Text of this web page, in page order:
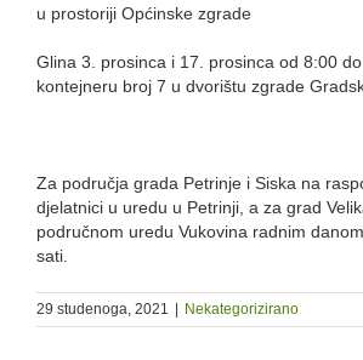
u prostoriji Općinske zgrade
Glina 3. prosinca i 17. prosinca od 8:00
kontejneru broj 7 u dvorištu zgrade
Za područja grada Petrinje i Siska na
djelatnici u uredu u Petrinji, a za grad
područnom uredu Vukovina radnim
sati.
29 studenoga, 2021 | Nekategorizirano